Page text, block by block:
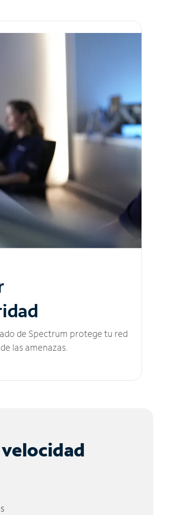
de Spectrum protege tu red
las amenazas.